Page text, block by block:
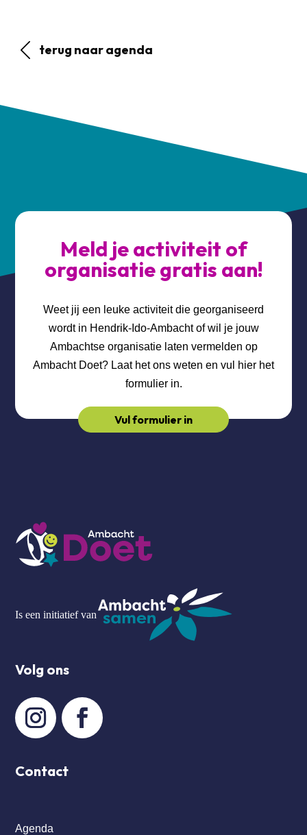
terug naar agenda
Meld je activiteit of
organisatie gratis aan!
Weet jij een leuke activiteit die georganiseerd
wordt in Hendrik-Ido-Ambacht of wil je jouw
Ambachtse organisatie laten vermelden op
Ambacht Doet? Laat het ons weten en vul hier het
formulier in.
Vul formulier in
Is een initiatief van
Volg ons
Contact
Agenda